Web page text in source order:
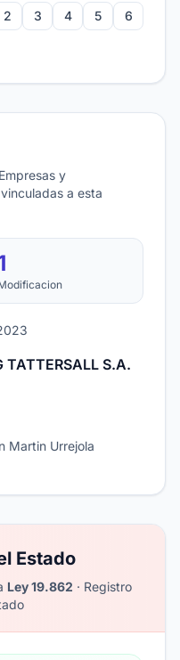
2 3 4 5
6
y
a esta
TATTERSALL S.A.
Martin Urrejola
Estado
Ley 19.862 · Registro